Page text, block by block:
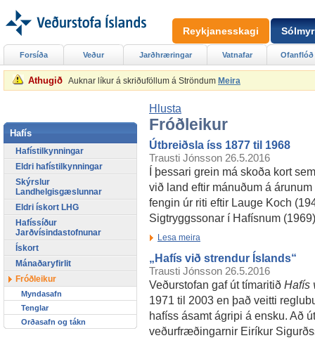
Athugið Auknar líkur á skriðuföllum á Ströndum Meira
Hlusta
Fróðleikur
Útbreiðsla íss 1877 til 1968
Trausti Jónsson 26.5.2016
Í þessari grein má skoða kort
við land eftir mánuðum á
fengin úr riti eftir Lauge Koch
Sigtryggssonar í Hafísnum
Lesa meira
„Hafís við strendur Íslands“
Trausti Jónsson 26.5.2016
Veðurstofan gaf út tímaritið Hafís
1971 til 2003 en það veitti
hafíss ásamt ágripi á ensku. Að
veðurfræðingarnir Eiríkur
Forsíða Veður Jarðhræringar Vatnafar Ofanflóð
Hafís
Hafístilkynningar
Eldri hafístilkynningar
Skýrslur
Landhelgisgæslunnar
Eldri ískort LHG
Hafíssíður
Jarðvísindastofnunar
Ískort
Mánaðaryfirlit
Fróðleikur
Myndasafn
Tenglar
Orðasafn og tákn
Reykjanesskagi